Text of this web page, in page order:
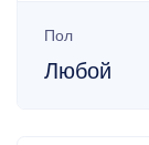
Пол
Любой